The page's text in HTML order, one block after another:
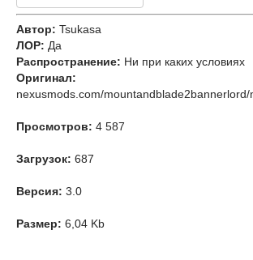
Автор: Tsukasa
ЛОР: Да
Распространение: Ни при каких условиях
Оригинал:
nexusmods.com/mountandblade2bannerlord/
Просмотров: 4 587
Загрузок: 687
Версия: 3.0
Размер: 6,04 Kb